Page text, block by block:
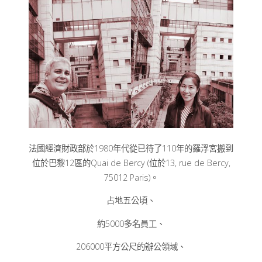
法國經濟財政部於1980年代從已待了110年的羅浮宮搬到
位於巴黎12區的Quai de Bercy (位於13, rue de Bercy,
75012 Paris)。
占地五公頃、
約5000多名員工、
206000平方公尺的辦公領域、